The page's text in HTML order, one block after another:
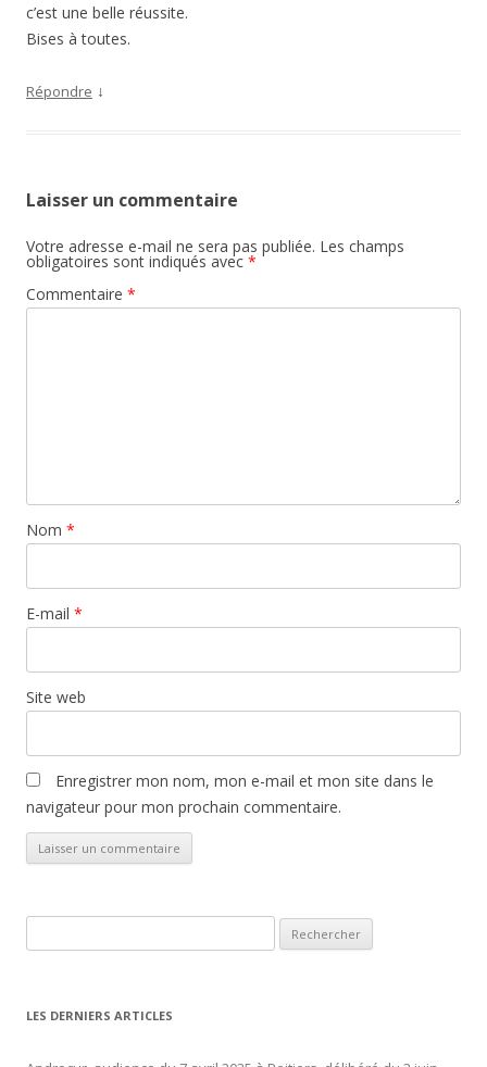
c’est une belle réussite.
Bises à toutes.
Répondre ↓
Laisser un commentaire
Votre adresse e-mail ne sera pas publiée. Les champs
obligatoires sont indiqués avec *
Commentaire *
Nom *
E-mail *
Site web
Enregistrer mon nom, mon e-mail et mon site dans le
navigateur pour mon prochain commentaire.
LES DERNIERS ARTICLES